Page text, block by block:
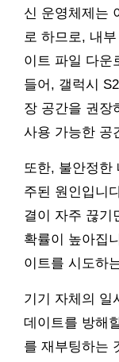
신 운영체제는
로 하므로, 내
이트 파일 다운
들어, 갤럭시
장 공간을 권장
사용 가능한 공
또한, 불안정한
주된 원인입니
결이 자주 끊기
확률이 높아집
이트를 시도하
기기 자체의 일
데이트를 방해
를 재부팅하는